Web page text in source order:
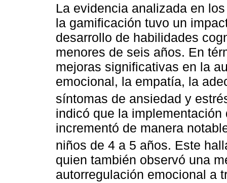
La evidencia analizada en
la gamificación tuvo un
desarrollo de habilidades
menores de seis años. En
mejoras significativas en la
emocional, la empatía, la
síntomas de ansiedad y
indicó que la
incrementó de manera
niños de 4 a 5 años. Este
quien también observó una
autorregulación emocional a